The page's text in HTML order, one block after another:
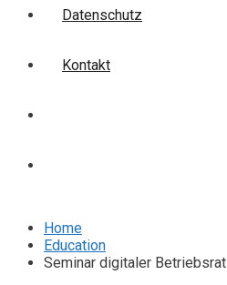
Datenschutz
Kontakt
Home
Education
Seminar digitaler Betriebsrat